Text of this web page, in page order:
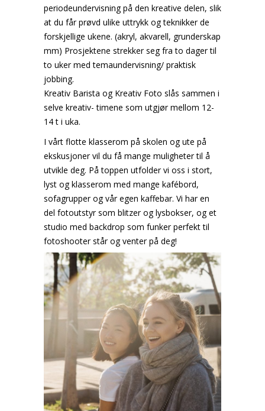
periodeundervisning på den kreative delen, slik
at du får prøvd ulike uttrykk og teknikker de
forskjellige ukene. (akryl, akvarell, grunderskap
mm) Prosjektene strekker seg fra to dager til
to uker med temaundervisning/ praktisk
jobbing.
Kreativ Barista og Kreativ Foto slås sammen i
selve kreativ- timene som utgjør mellom 12-
14 t i uka.
I vårt flotte klasserom på skolen og ute på
ekskusjoner vil du få mange muligheter til å
utvikle deg. På toppen utfolder vi oss i stort,
lyst og klasserom med mange kafébord,
sofagrupper og vår egen kaffebar. Vi har en
del fotoutstyr som blitzer og lysbokser, og et
studio med backdrop som funker perfekt til
fotoshooter står og venter på deg!